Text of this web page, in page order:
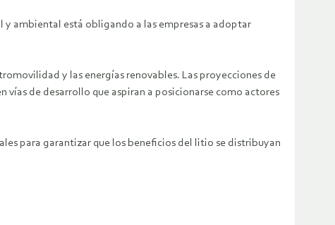
ambiental está obligando a las empresas a adoptar
y las energías renovables. Las proyecciones de
de desarrollo que aspiran a posicionarse como actores
para garantizar que los beneficios del litio se distribuyan